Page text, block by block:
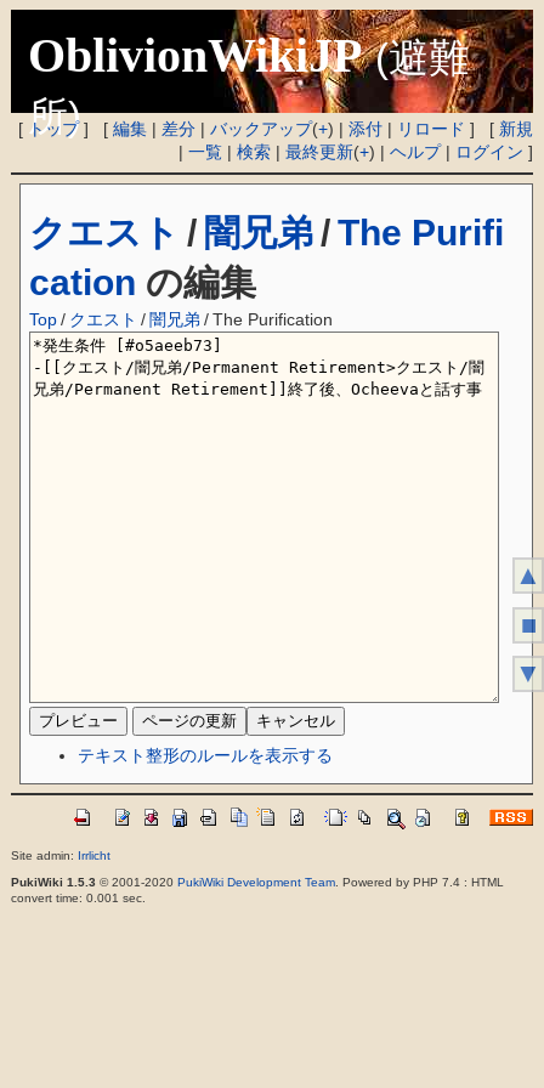
OblivionWikiJP (避難
所)
[ トップ] [編集 | 差分 |バックアップ(+) |添付 | リロード ] [ 新規
|一覧 |検索 |最終更新(+) |ヘルプ| ログイン ]
クエスト / 闇兄弟 /The Purifi
cation の編集
Top / クエスト /闇兄弟 / The Purification
テキスト整形のルールを表示する
Site admin: Irrlicht
PukiWiki 1.5.3 © 2001-2020 PukiWiki Development Team. Powered by PHP 7.4 : HTML
convert time: 0.001 sec.
▲
■
▼